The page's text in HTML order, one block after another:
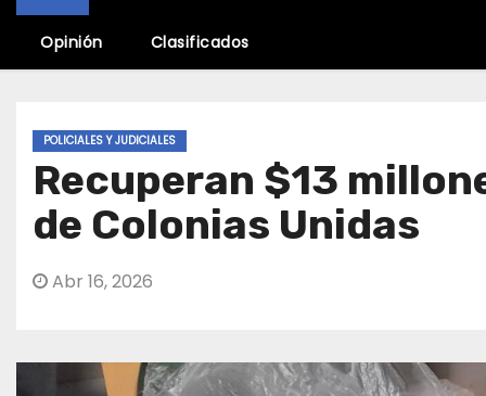
Opinión Clasificados
POLICIALES Y JUDICIALES
Recuperan $13
de Colonias Unidas
Abr 16, 2026